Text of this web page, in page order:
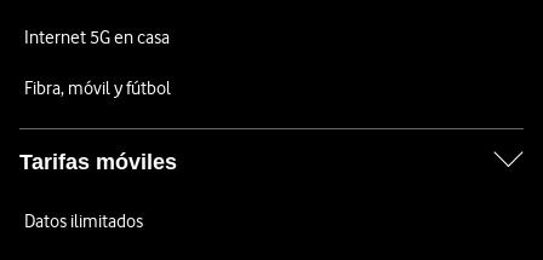
Internet 5G en casa
Fibra, móvil y fútbol
Tarifas móviles
Datos ilimitados